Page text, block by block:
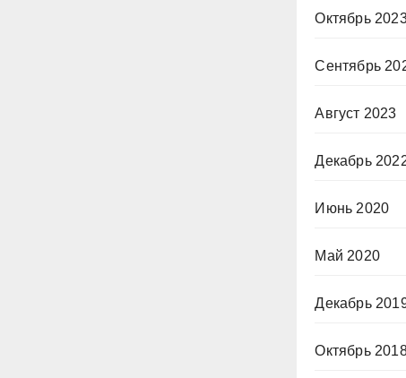
Октябрь
Сентябрь
Август 2023
Декабрь
Июнь 2020
Май 2020
Декабрь
Октябрь